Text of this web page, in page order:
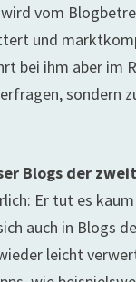
vom
und
bei ihm aber im
sondern
Blogs der
Er tut es
auch in Blogs
leicht